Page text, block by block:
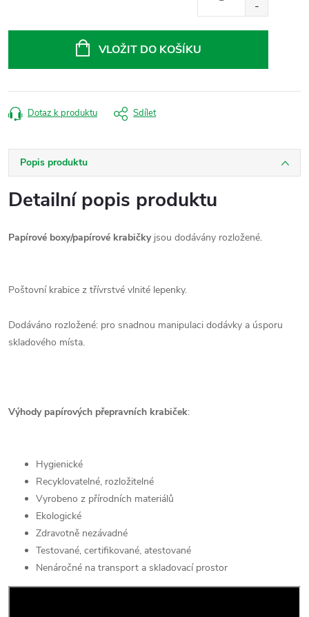
VLOŽIT DO KOŠÍKU
Dotaz k produktu Sdílet
Popis produktu
Detailní popis produktu
Papírové boxy/papírové krabičkyjsou dodávány rozložené.
Poštovní krabice z třívrstvé vlnité lepenky.
Dodáváno rozložené: pro snadnou manipulaci dodávky a úsporu
skladového místa.
Výhody papírových přepravních krabiček:
Hygienické
Recyklovatelné, rozložitelné
Vyrobeno z přírodních materiálů
Ekologické
Zdravotně nezávadné
Testované, certifikované, atestované
Nenáročné na transport a skladovací prostor